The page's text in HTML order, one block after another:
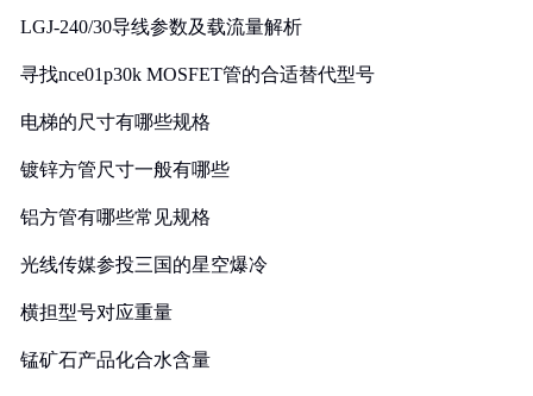
LGJ-240/30导线参数及载流量解析
寻找nce01p30k MOSFET管的合适替代型号
电梯的尺寸有哪些规格
镀锌方管尺寸一般有哪些
铝方管有哪些常见规格
光线传媒参投三国的星空爆冷
横担型号对应重量
锰矿石产品化合水含量